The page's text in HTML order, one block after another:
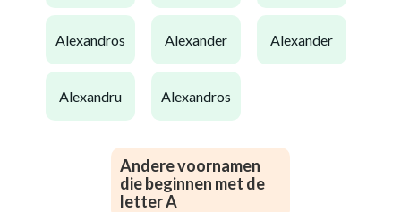
alexandros alexander alexander
alexandru alexandros
Andere voornamen
die beginnen met de
letter A